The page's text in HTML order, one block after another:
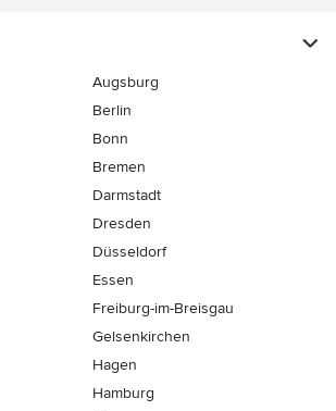
Augsburg
Berlin
Bonn
Bremen
Darmstadt
Dresden
Düsseldorf
Essen
Freiburg-im-Breisgau
Gelsenkirchen
Hagen
Hamburg